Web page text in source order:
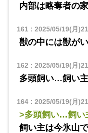
内部は略奪者の家
161 : 2025/05/19(月
獣の中には獣が
162 : 2025/05/19(月
多頭飼い…飼い
164: 2025/05/19(月
>多頭飼い…飼い
飼い主は今氷山